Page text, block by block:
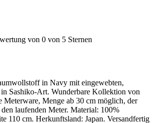
von 0 von 5 Sternen
in Navy mit eingewebten,
Sashiko-Art. Wunderbare Kollektion von
Menge ab 30 cm möglich, der
laufenden Meter. Material: 100%
110 cm. Herkunftsland: Japan. Versandfertig